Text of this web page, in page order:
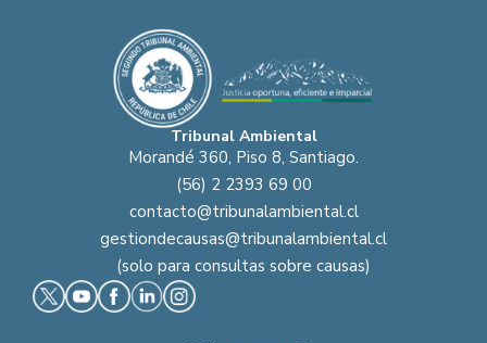
Tribunal Ambiental
Morandé 360, Piso 8, Santiago.
(56) 2 2393 69 00
contacto@tribunalambiental.cl
gestiondecausas@tribunalambiental.cl
(solo para consultas sobre causas)